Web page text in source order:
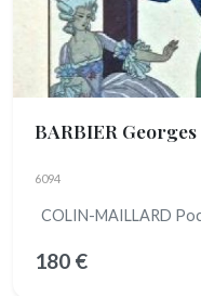
BARBIER Georges
6094
COLIN-MAILLARD
180 €